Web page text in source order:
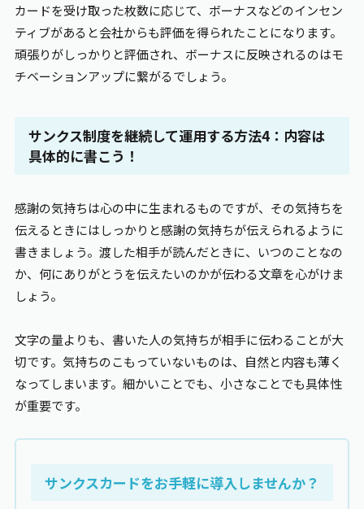
カードを受け取った枚数に応じて、ボーナスなどのインセン
ティブがあると会社からも評価を得られたことになります。
頑張りがしっかりと評価され、ボーナスに反映されるのはモ
チベーションアップに繋がるでしょう。
サンクス制度を継続して運用する方法4：内容は
具体的に書こう！
感謝の気持ちは心の中に生まれるものですが、その気持ちを
伝えるときにはしっかりと感謝の気持ちが伝えられるように
書きましょう。渡した相手が読んだときに、いつのことなの
か、何にありがとうを伝えたいのかが伝わる文章を心がけま
しょう。
文字の量よりも、書いた人の気持ちが相手に伝わることが大
切です。気持ちのこもっていないものは、自然と内容も薄く
なってしまいます。細かいことでも、小さなことでも具体性
が重要です。
サンクスカードをお手軽に導入しませんか？